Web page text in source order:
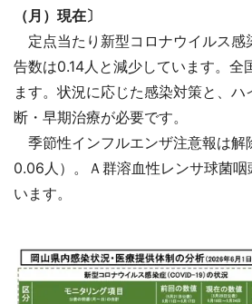
（月）現在〕
定点当たり新型コロナウイルス感
告数は0.14人と減少しています。全
ます。状況に応じた感染対策と、
断・早期治療が必要です。
季節性インフルエンザ注意報は解
0.06人）。Ａ群溶血性レンサ球菌
います。